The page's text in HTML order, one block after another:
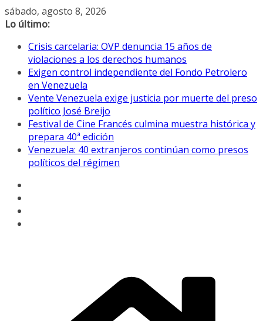
Saltar
al
sábado, agosto 8, 2026
Lo último:
Crisis carcelaria: OVP denuncia 15 años de
violaciones a los derechos humanos
Exigen control independiente del Fondo Petrolero
en Venezuela
Vente Venezuela exige justicia por muerte del preso
político José Breijo
Festival de Cine Francés culmina muestra histórica y
prepara 40ª edición
Venezuela: 40 extranjeros continúan como presos
políticos del régimen